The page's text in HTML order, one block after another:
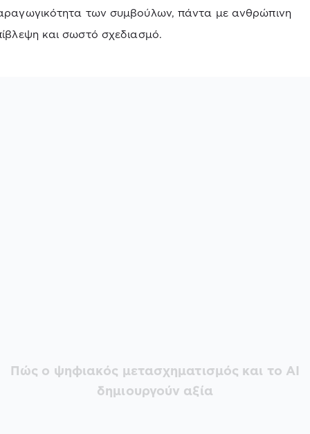
των συμβούλων, πάντα με ανθρώπινη
και σωστό σχεδιασμό.
Πώς ο ψηφιακός μετασχηματισμός και το AI
δημιουργούν αξία